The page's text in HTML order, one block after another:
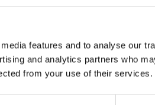
features and to analyse our
and analytics partners who
from your use of their services.
Formación y
Para garantizar un alto nivel
ofrecemos formación sobre
especialmente para el